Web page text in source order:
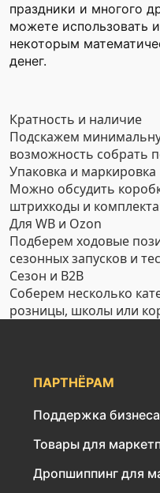
праздники и многого
можете использовать
некоторым
денег.
Кратность и наличие
Подскажем
возможность собрать
Упаковка и маркировка
Можно обсудить
штрихкоды и
Для WB и Ozon
Подберем ходовые
сезонных запусков и
Сезон и B2B
Соберем несколько
розницы, школы или
ПАРТНЁРАМ
Поддержка бизнеса
Товары для
Дропшиппинг для